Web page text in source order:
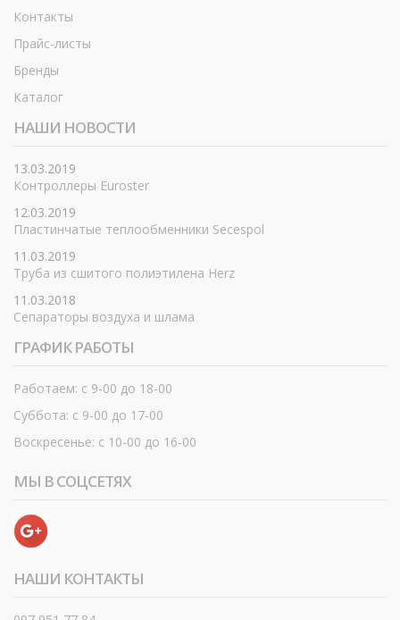
Контакты
Прайс-листы
Бренды
Каталог
НАШИ НОВОСТИ
13.03.2019
Контроллеры Euroster
12.03.2019
Пластинчатые теплообменники Secespol
11.03.2019
Труба из сшитого полиэтилена Herz
11.03.2018
Сепараторы воздуха и шлама
ГРАФИК РАБОТЫ
Работаем: с 9-00 до 18-00
Суббота: с 9-00 до 17-00
Воскресенье: с 10-00 до 16-00
МЫ В СОЦСЕТЯХ
НАШИ КОНТАКТЫ